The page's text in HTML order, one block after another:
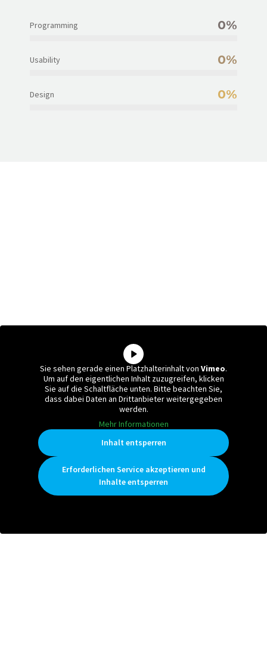
Programming 0%
Usability 0%
Design 0%
Sie sehen gerade einen Platzhalterinhalt von Vimeo.
Um auf den eigentlichen Inhalt zuzugreifen, klicken
Sie auf die Schaltfläche unten. Bitte beachten Sie,
dass dabei Daten an Drittanbieter weitergegeben
werden.
Mehr Informationen
Inhalt entsperren
Erforderlichen Service akzeptieren und
Inhalte entsperren